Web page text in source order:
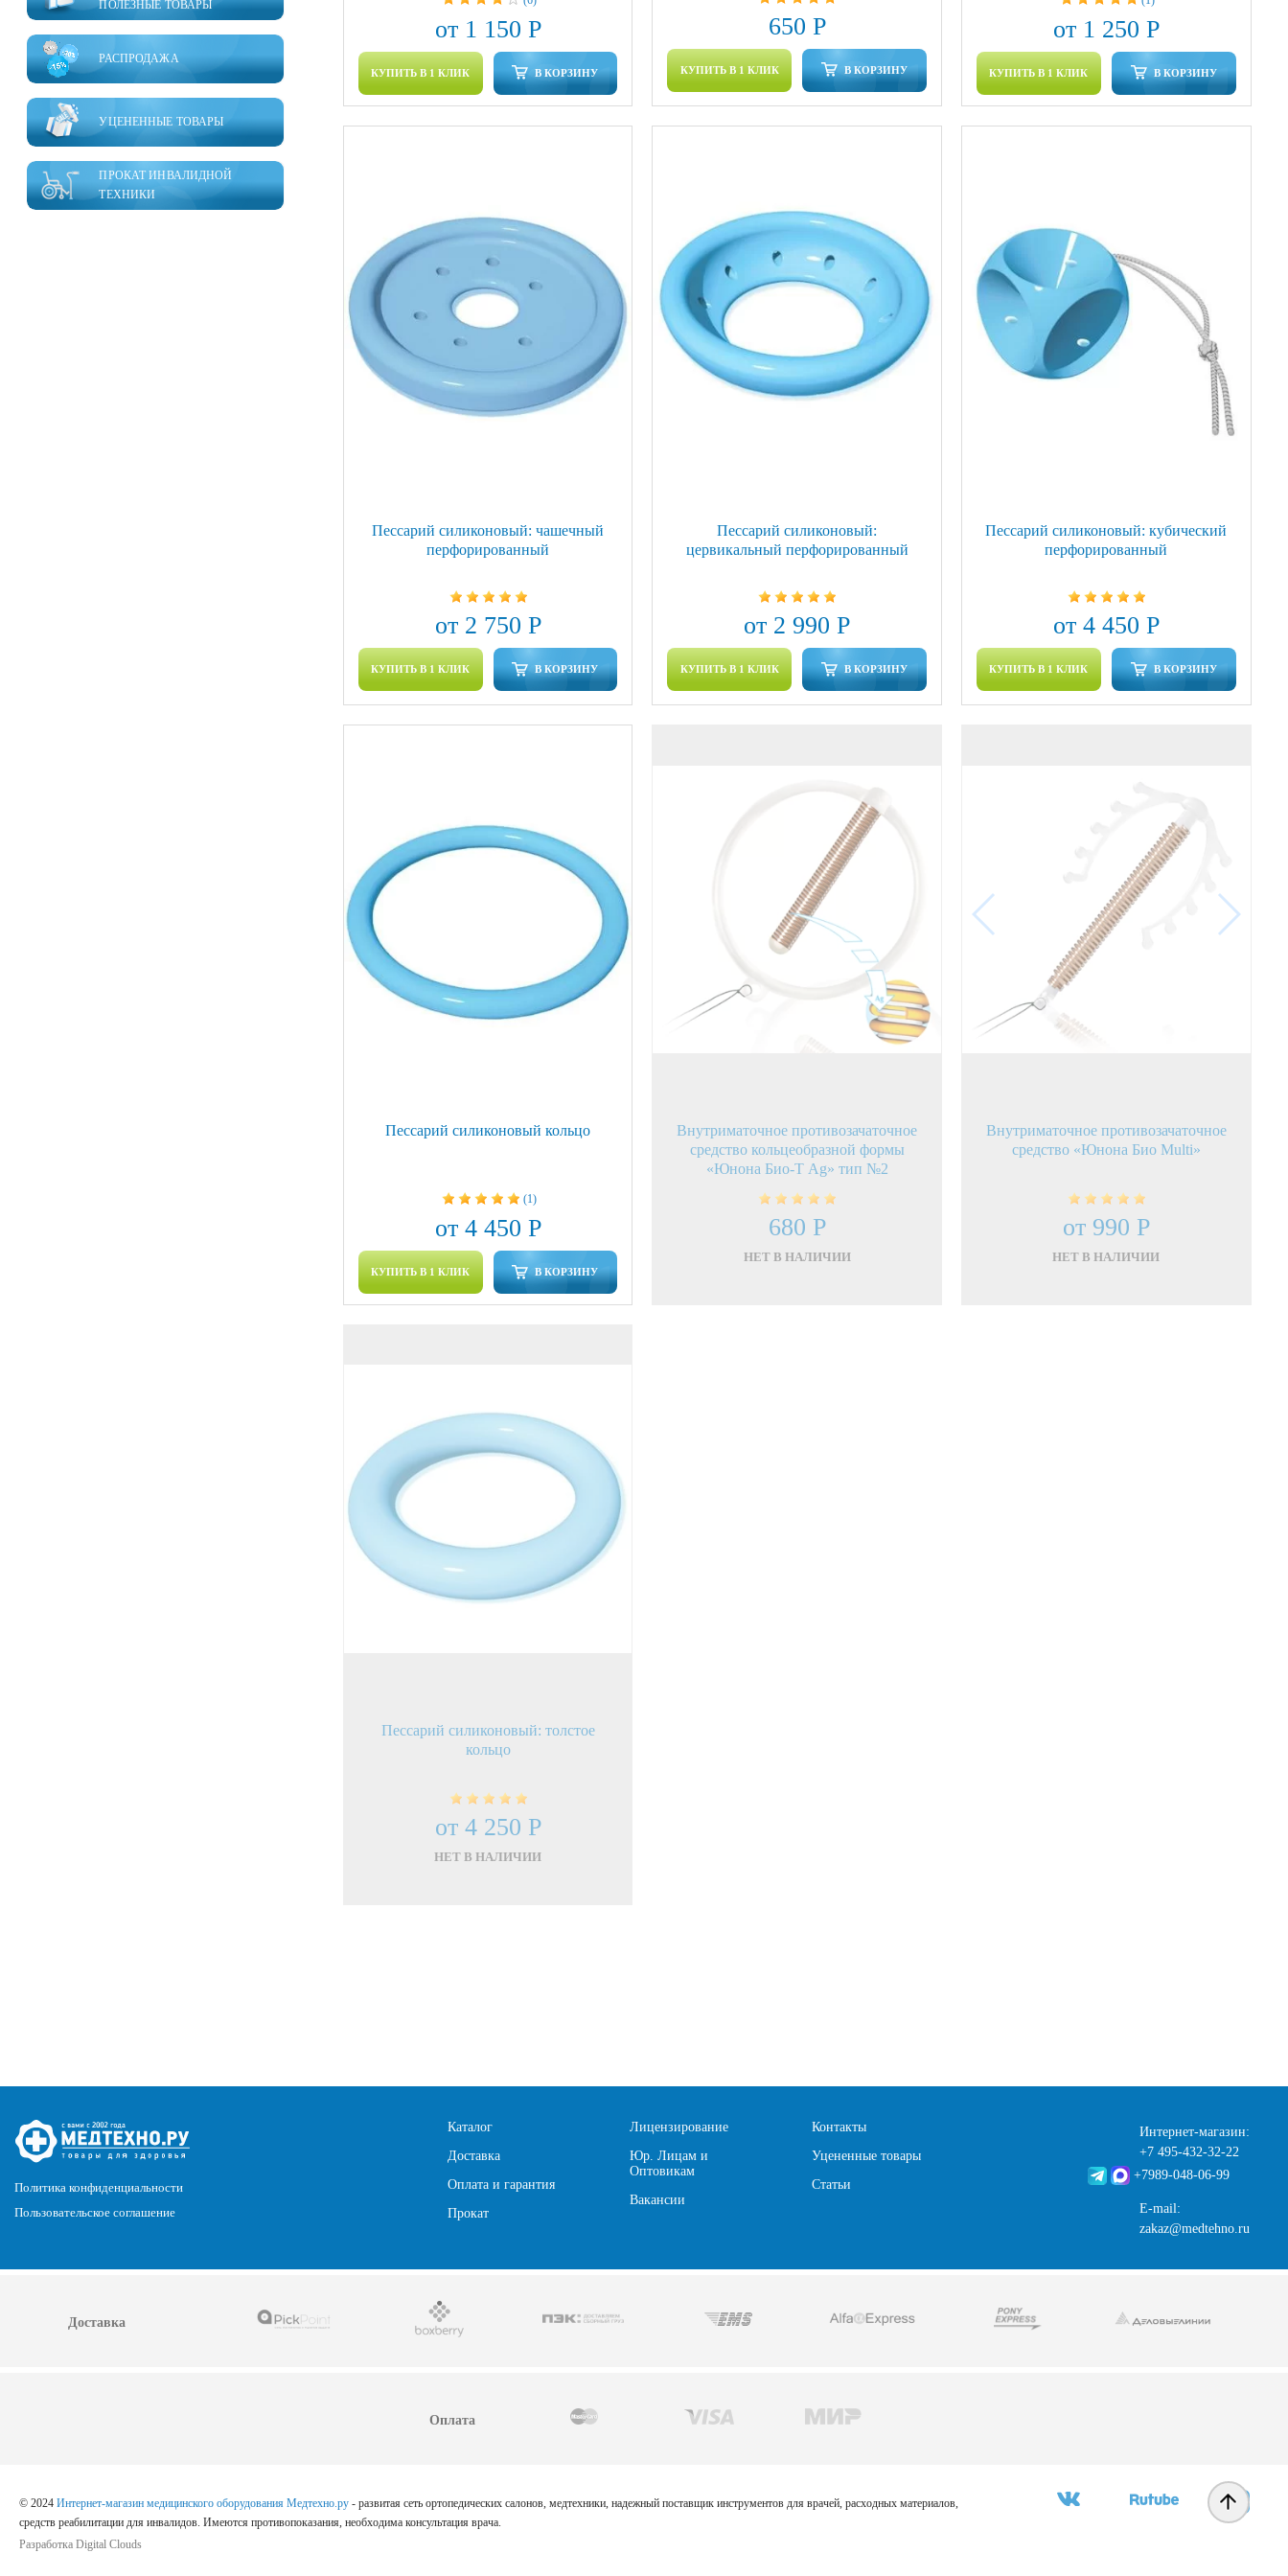
ПОЛЕЗНЫЕ ТОВАРЫ
РАСПРОДАЖА
ПРОКАТ ИНВАЛИДНОЙ
ТЕХНИКИ
УЦЕНЕННЫЕ ТОВАРЫ
от 1 150 Р
КУПИТЬ В 1 КЛИК В КОРЗИНУ
650 Р
КУПИТЬ В 1 КЛИК В КОРЗИНУ
от 1 250 Р
КУПИТЬ В 1 КЛИК В КОРЗИНУ
Пессарий силиконовый: чашечный
перфорированный
от 2 750 Р
КУПИТЬ В 1 КЛИК В КОРЗИНУ
Пессарий силиконовый:
цервикальный перфорированный
от 2 990 Р
КУПИТЬ В 1 КЛИК В КОРЗИНУ
Пессарий силиконовый: кубический
перфорированный
от 4 450 Р
КУПИТЬ В 1 КЛИК В КОРЗИНУ
Пессарий силиконовый кольцо
(1)
от 4 450 Р
КУПИТЬ В 1 КЛИК В КОРЗИНУ
Внутриматочное противозачаточное
средство кольцеобразной формы
«Юнона Био-Т Ag» тип №2
680 Р
НЕТ В НАЛИЧИИ
Внутриматочное противозачаточное
средство «Юнона Био Multi»
от 990 Р
НЕТ В НАЛИЧИИ
Пессарий силиконовый: толстое
кольцо
от 4 250 Р
НЕТ В НАЛИЧИИ
Политика конфиденциальности
Пользовательское соглашение
Каталог
Доставка
Оплата и гарантия
Прокат
Лицензирование
Юр. Лицам и
Оптовикам
Вакансии
Контакты
Уцененные товары
Статьи
Интернет-магазин:
+7 495-432-32-22
+7989-048-06-99
E-mail:
zakaz@medtehno.ru
Доставка
Оплата
© 2024 Интернет-магазин медицинского оборудования Медтехно.ру - развитая сеть ортопедических салонов, медтехники, надежный поставщик инструментов для врачей, расходных материалов,
средств реабилитации для инвалидов. Имеются противопоказания, необходима консультация врача.
Разработка Digital Clouds